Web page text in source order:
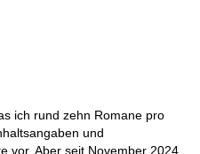
ich rund zehn Romane pro
und
vor. Aber seit November 2024